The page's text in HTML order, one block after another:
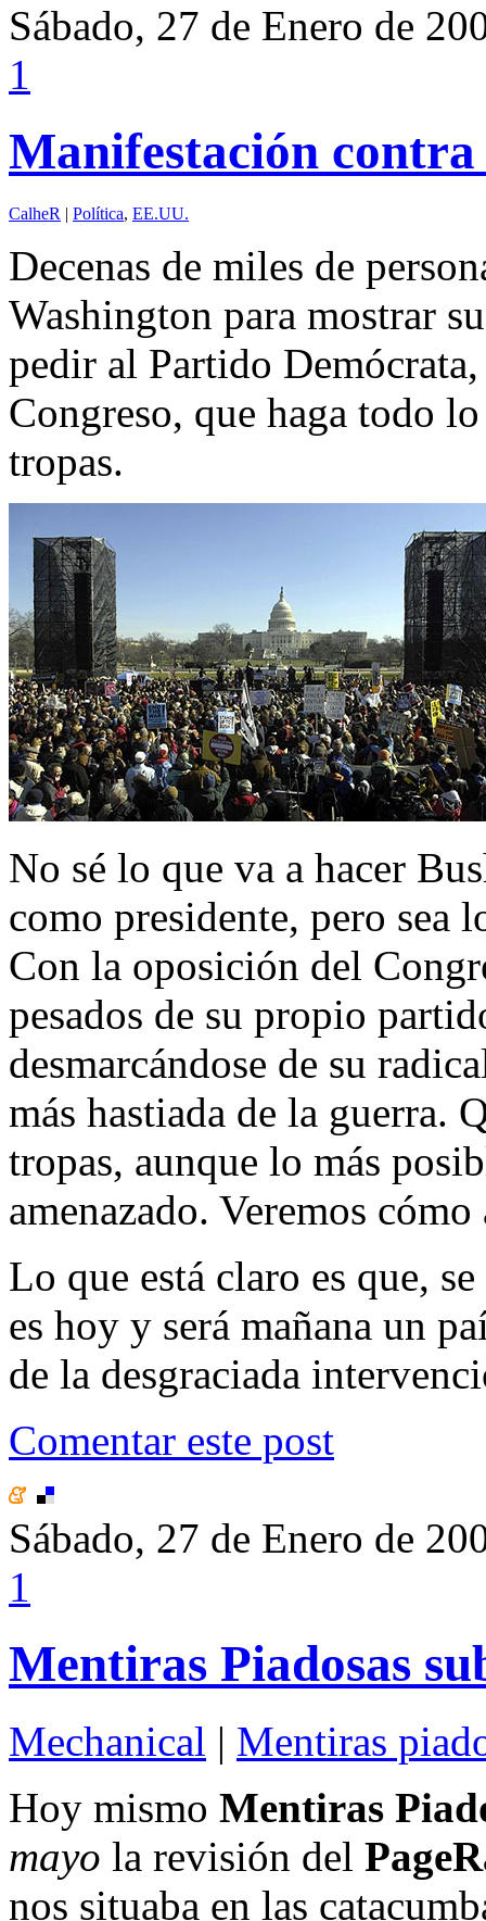
Sábado, 27 de Enero de
1
Manifestación
CalheR | Política, EE.UU.
Decenas de miles de
Washington para mostrar
pedir al Partido
Congreso, que haga todo
tropas.
No sé lo que va a hacer
como presidente, pero sea
Con la oposición del
pesados de su propio
desmarcándose de su
más hastiada de la guerra.
tropas, aunque lo más
amenazado. Veremos
Lo que está claro es que,
es hoy y será mañana un
de la desgraciada
Comentar este post
Sábado, 27 de Enero de
1
Mentiras Piadosas
Mechanical | Mentiras
Hoy mismo Mentiras
mayo la revisión del
nos situaba en las